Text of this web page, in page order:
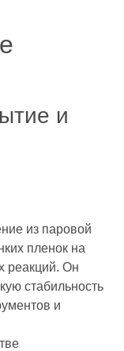
и
из паровой
пленок на
реакций. Он
стабильность
и